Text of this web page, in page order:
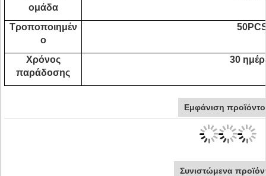
ομάδα
Τροποποιημέν
ο
Χρόνος
παράδοσης
30
Εμφάνιση
Συνιστώμενα